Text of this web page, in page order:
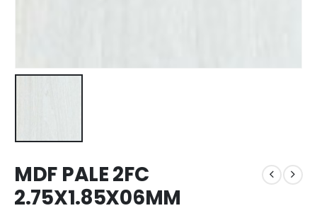
MDF PALE 2FC
2.75X1.85X06MM